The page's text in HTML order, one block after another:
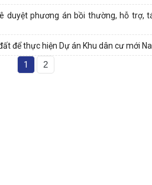
duyệt phương án bồi thường, hỗ trợ,
để thực hiện Dự án Khu dân cư mới
1 2